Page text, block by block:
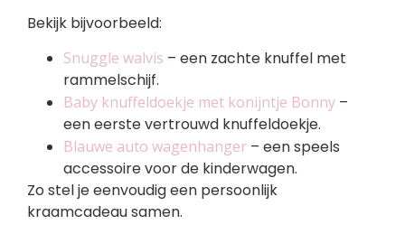
Bekijk bijvoorbeeld:
Snuggle walvis – een zachte knuffel met
rammelschijf.
Baby knuffeldoekje met konijntje Bonny –
een eerste vertrouwd knuffeldoekje.
Blauwe auto wagenhanger – een speels
accessoire voor de kinderwagen.
Zo stel je eenvoudig een persoonlijk
kraamcadeau samen.